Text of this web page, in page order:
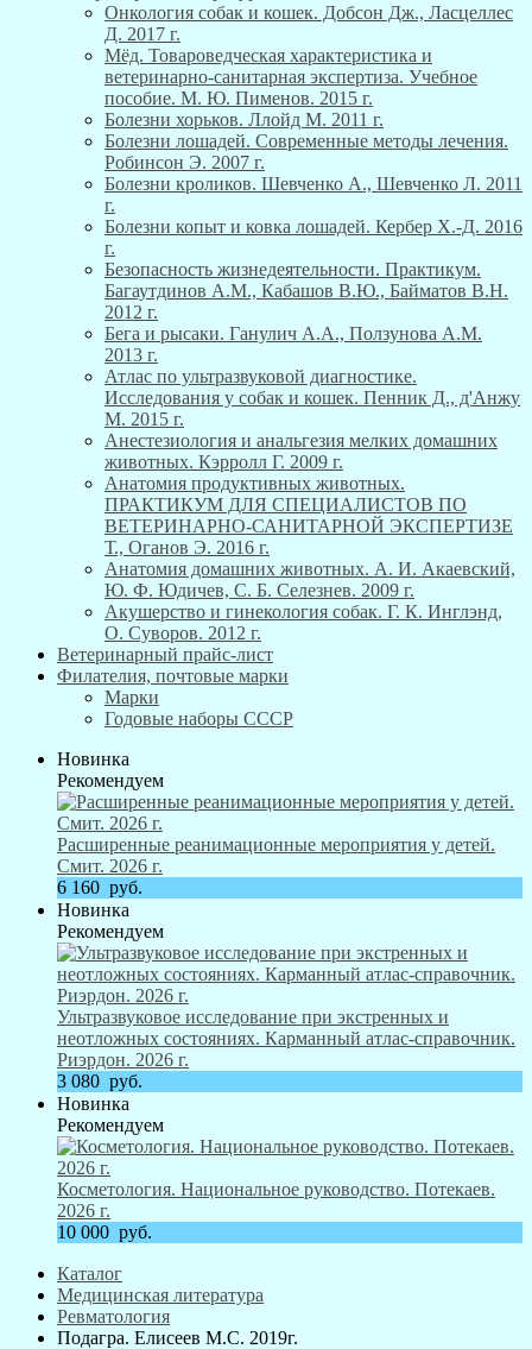
Онкология собак и кошек. Добсон Дж., Ласцеллес
Д. 2017 г.
Мёд. Товароведческая характеристика и
ветеринарно-санитарная экспертиза. Учебное
пособие. М. Ю. Пименов. 2015 г.
Болезни хорьков. Ллойд М. 2011 г.
Болезни лошадей. Современные методы лечения.
Робинсон Э. 2007 г.
Болезни кроликов. Шевченко А., Шевченко Л. 2011
г.
Болезни копыт и ковка лошадей. Кербер Х.-Д. 2016
г.
Безопасность жизнедеятельности. Практикум.
Багаутдинов А.М., Кабашов В.Ю., Байматов В.Н.
2012 г.
Бега и рысаки. Ганулич А.А., Ползунова А.М.
2013 г.
Атлас по ультразвуковой диагностике.
Исследования у собак и кошек. Пенник Д., д'Анжу
М. 2015 г.
Анестезиология и анальгезия мелких домашних
животных. Кэрролл Г. 2009 г.
Анатомия продуктивных животных.
ПРАКТИКУМ ДЛЯ СПЕЦИАЛИСТОВ ПО
ВЕТЕРИНАРНО-САНИТАРНОЙ ЭКСПЕРТИЗЕ
Т., Оганов Э. 2016 г.
Анатомия домашних животных. А. И. Акаевский,
Ю. Ф. Юдичев, С. Б. Селезнев. 2009 г.
Акушерство и гинекология собак. Г. К. Инглэнд,
О. Суворов. 2012 г.
Ветеринарный прайс-лист
Филателия, почтовые марки
Марки
Годовые наборы СССР
Новинка
Рекомендуем
Расширенные реанимационные мероприятия у детей.
Смит. 2026 г.
6 160 руб.
Новинка
Рекомендуем
Ультразвуковое исследование при экстренных и
неотложных состояниях. Карманный атлас-справочник.
Риэрдон. 2026 г.
3 080 руб.
Новинка
Рекомендуем
Косметология. Национальное руководство. Потекаев.
2026 г.
10 000 руб.
Каталог
Медицинская литература
Ревматология
Подагра. Елисеев М.С. 2019г.